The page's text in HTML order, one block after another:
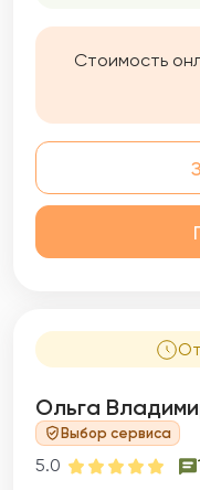
возникновения
Стоимость
Ольга
Выбор сервиса
5.0